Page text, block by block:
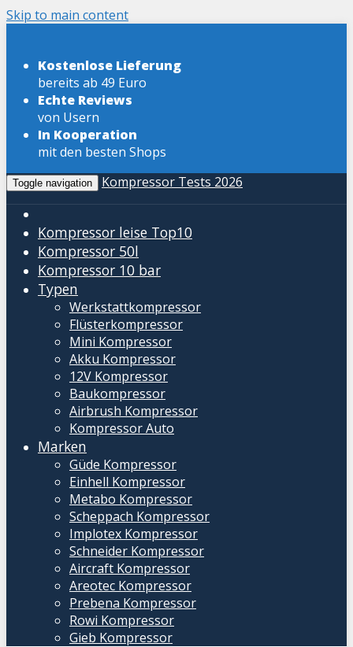
Skip to main content
Kostenlose Lieferung
bereits ab 49 Euro
Echte Reviews
von Usern
In Kooperation
mit den besten Shops
Toggle navigation Kompressor Tests 2026
Kompressor leise Top10
Kompressor 50l
Kompressor 10 bar
Typen
Werkstattkompressor
Flüsterkompressor
Mini Kompressor
Akku Kompressor
12V Kompressor
Baukompressor
Airbrush Kompressor
Kompressor Auto
Marken
Güde Kompressor
Einhell Kompressor
Metabo Kompressor
Scheppach Kompressor
Implotex Kompressor
Schneider Kompressor
Aircraft Kompressor
Areotec Kompressor
Prebena Kompressor
Rowi Kompressor
Gieb Kompressor